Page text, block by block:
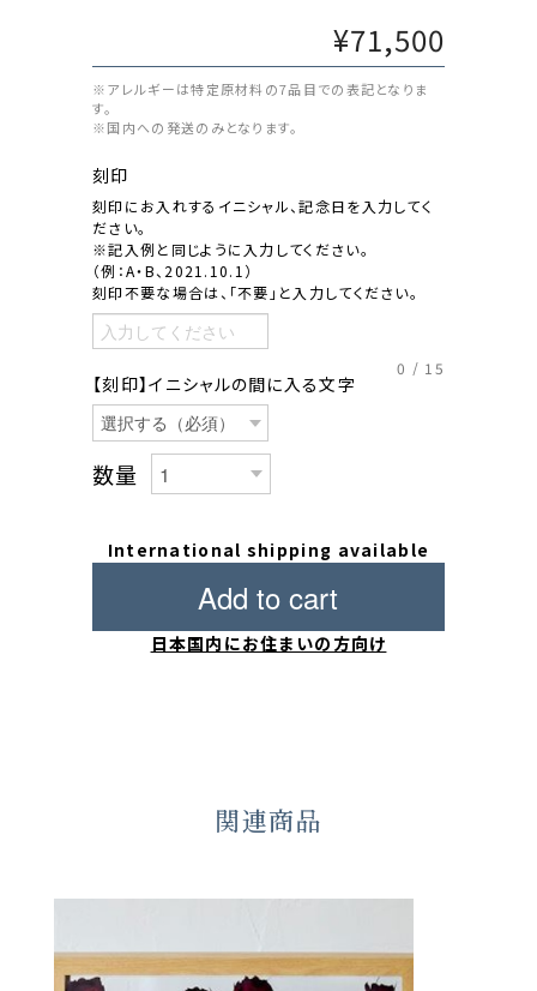
¥71,500
※アレルギーは特定原材料の7品目での表記となりま
す。
※国内への発送のみとなります。
刻印
刻印にお入れするイニシャル、記念日を入力してく
ださい。
※記入例と同じように入力してください。
（例：A・B、2021.10.1）
刻印不要な場合は、「不要」と入力してください。
0 / 15
【刻印】イニシャルの間に入る文字
数量
International shipping available
Add to cart
日本国内にお住まいの方向け
関連商品